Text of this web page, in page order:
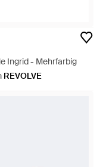
Ingrid - Mehrfarbig
REVOLVE